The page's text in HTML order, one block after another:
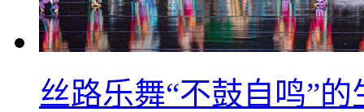
丝路乐舞“不鼓自鸣”